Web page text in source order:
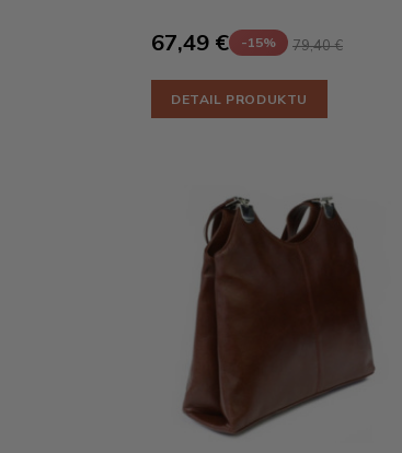
67,49 € -15% 79,40 €
DETAIL PRODUKTU